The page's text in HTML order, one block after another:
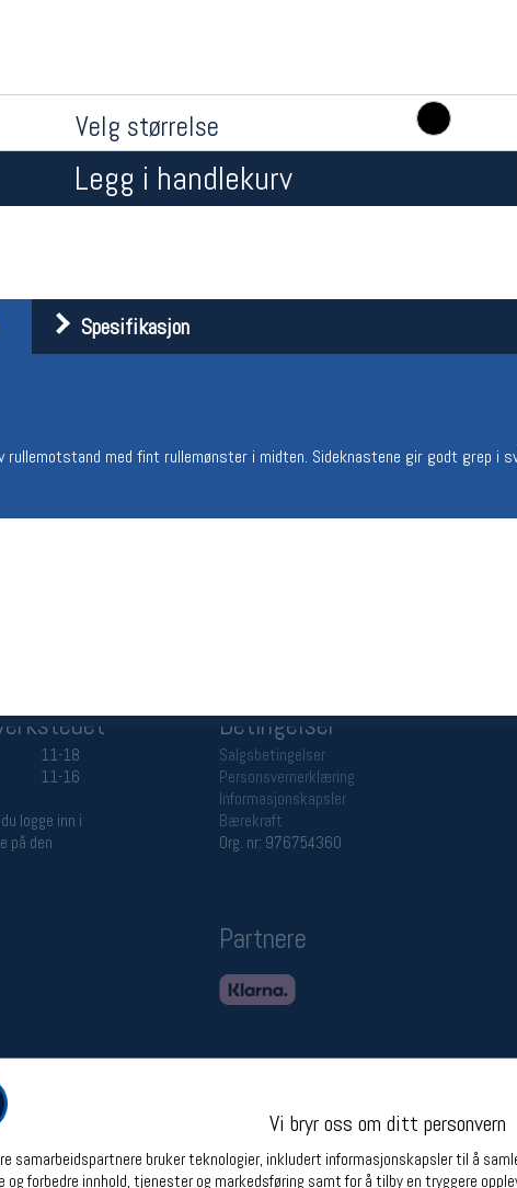
Velg størrelse
Legg i handlekurv
Spesifikasjon
rullemotstand med fint rullemønster i midten. Sideknastene gir godt grep i
Vi bryr oss om ditt personvern
samarbeidspartnere bruker teknologier, inkludert informasjonskapsler til å
og forbedre innhold, tjenester og markedsføring samt for å tilby en tryggere
Åpningstider butikk
Lørdag:
11-16
11-18
11-16
logge inn i
på den
Betingelser
Salgsbetingelser
Personsvernerklæring
Informasjonskapsler
Bærekraft
Org. nr: 976754360
Partnere